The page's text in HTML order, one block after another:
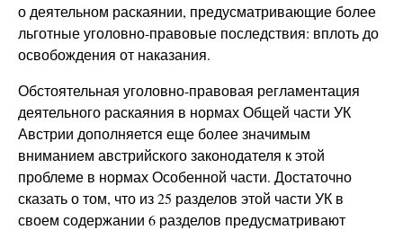
о деятельном раскаянии, предусматривающие более
льготные уголовно-правовые последствия: вплоть до
освобождения от наказания.
Обстоятельная уголовно-правовая регламентация
деятельного раскаяния в нормах Общей части УК
Австрии дополняется еще более значимым
вниманием австрийского законодателя к этой
проблеме в нормах Особенной части. Достаточно
сказать о том, что из 25 разделов этой части УК в
своем содержании 6 разделов предусматривают